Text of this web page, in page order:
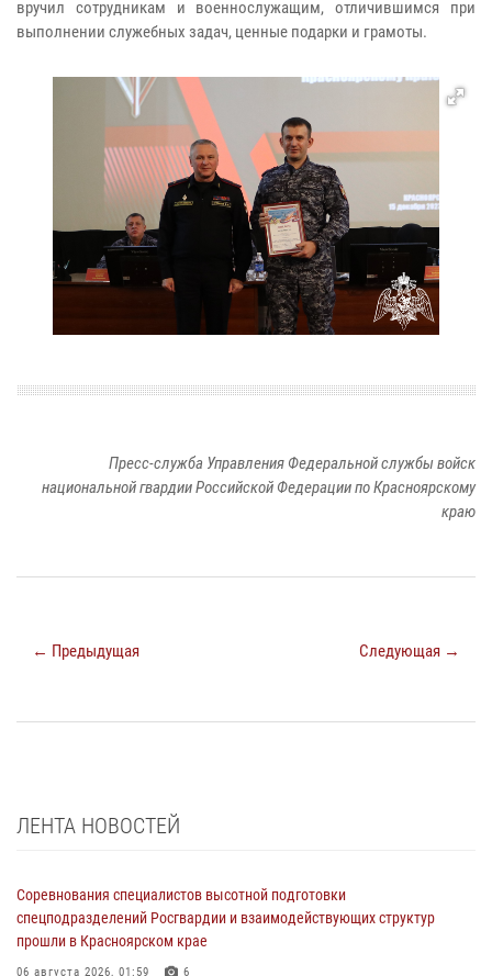
вручил сотрудникам и военнослужащим, отличившимся при
выполнении служебных задач, ценные подарки и грамоты.
Пресс-служба Управления Федеральной службы войск
национальной гвардии Российской Федерации по Красноярскому
краю
← Предыдущая Следующая →
ЛЕНТА НОВОСТЕЙ
Соревнования специалистов высотной подготовки
спецподразделений Росгвардии и взаимодействующих структур
прошли в Красноярском крае
06 августа 2026, 01:59 6